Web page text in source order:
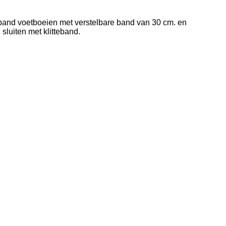
voetboeien met verstelbare band van 30 cm. en
met klitteband.